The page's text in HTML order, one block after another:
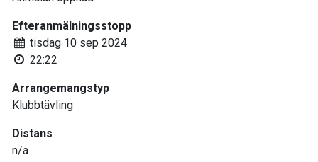
Efteranmälningsstopp
tisdag 10 sep 2024
22:22
Arrangemangstyp
Klubbtävling
Distans
n/a